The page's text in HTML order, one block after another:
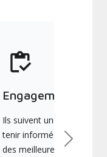
Engagement
Ils suivent une formation
tenir informés des
des meilleures pratiques
Suivant